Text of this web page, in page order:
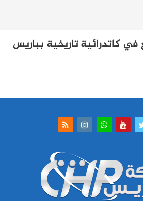
كاتدرائية تاريخية بباريس